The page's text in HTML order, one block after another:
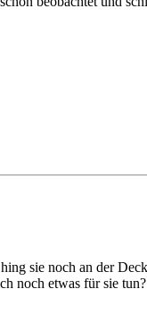
sie noch an der
noch etwas für sie